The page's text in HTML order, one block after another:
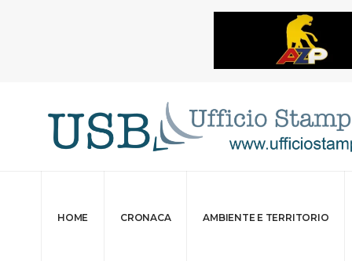
HOME CRONACA AMBIENTE E TERRITORIO